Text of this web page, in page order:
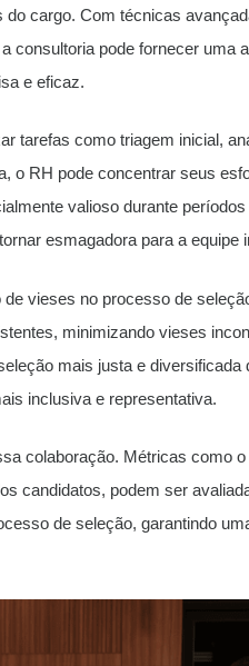
cargo. Com técnicas
consultoria pode fornecer uma
e eficaz.
tarefas como triagem inicial,
o RH pode concentrar seus
valioso durante períodos
esmagadora para a equipe
vieses no processo de
minimizando vieses
mais justa e diversificada
inclusiva e representativa.
colaboração. Métricas como
candidatos, podem ser
de seleção, garantindo